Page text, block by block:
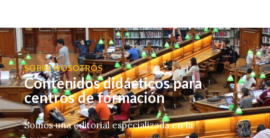
SOBRE NOSOTROS
Contenidos didácticos para
centros de formación
Somos una editorial especializada en la